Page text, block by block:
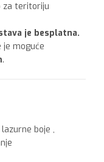
za teritoriju
je besplatna.
je moguće
.
lazurne boje ,